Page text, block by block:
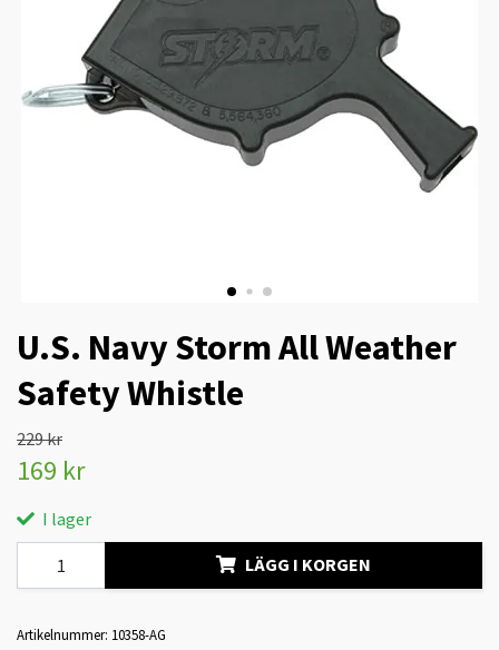
U.S. Navy Storm All Weather
Safety Whistle
229 kr
169 kr
I lager
LÄGG I KORGEN
Artikelnummer: 10358-AG